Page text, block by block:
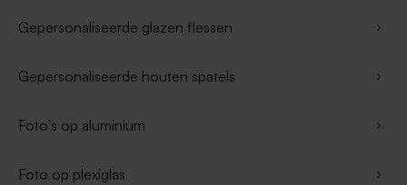
Gepersonaliseerde glazen flessen
Gepersonaliseerde houten spatels
Foto's op aluminium
Foto op plexiglas